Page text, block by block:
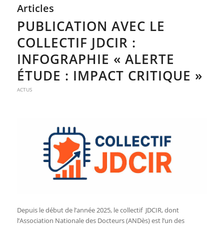
Articles
PUBLICATION AVEC LE
COLLECTIF JDCIR :
INFOGRAPHIE « ALERTE
ÉTUDE : IMPACT CRITIQUE »
ACTUS
Depuis le début de l’année 2025, le collectif JDCIR, dont
l’Association Nationale des Docteurs (ANDès) est l’un des